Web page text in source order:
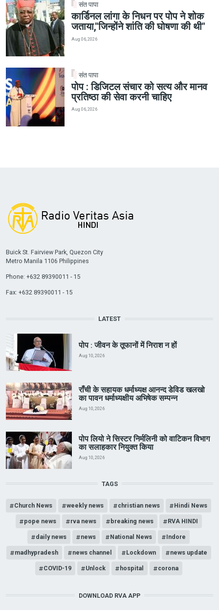
संत पापा
कार्डिनल लांगा के निधन पर पोप ने शोक
जताया,"जिन्होंने शांति की घोषणा की थी"
Aug 06, 2026
संत पापा
पोप : डिजिटल संचार को सत्य और मानव
प्रतिष्ठा की सेवा करनी चाहिए
Aug 06, 2026
Buick St. Fairview Park, Quezon City
Metro Manila 1106 Philippines
Phone: +632 89390011 - 15
Fax: +632 89390011 - 15
LATEST
पोप : जीवन के तूफानों में निराश न हों
Aug 10, 2026
राँची के सहायक धर्माध्यक्ष आनन्द डेविड खलखो
का पावन धर्माध्यक्षीय अभिषेक सम्पन्न
Aug 10, 2026
पोप लियो ने सिस्टर निर्मलिनी को वाटिकन विभाग
का सलाहकार नियुक्त किया
Aug 10, 2026
TAGS
Church News weekly news christian news Hindi News
pope news rva news breaking news RVA HINDI
daily news news National News Indore
madhypradesh news channel Lockdown news update
COVID-19 Unlock hospital corona
DOWNLOAD RVA APP